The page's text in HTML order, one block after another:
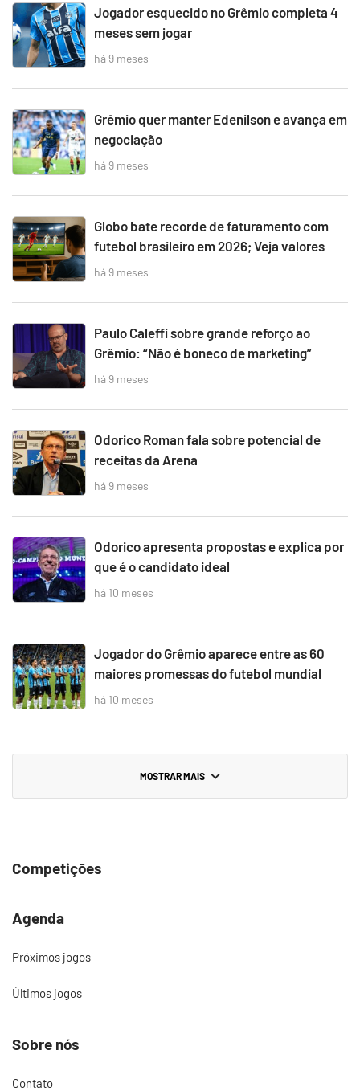
Jogador esquecido no Grêmio completa 4
meses sem jogar
há 9 meses
Grêmio quer manter Edenilson e avança em
negociação
há 9 meses
Globo bate recorde de faturamento com
futebol brasileiro em 2026; Veja valores
há 9 meses
Paulo Caleffi sobre grande reforço ao
Grêmio: “Não é boneco de marketing”
há 9 meses
Odorico Roman fala sobre potencial de
receitas da Arena
há 9 meses
Odorico apresenta propostas e explica por
que é o candidato ideal
há 10 meses
Jogador do Grêmio aparece entre as 60
maiores promessas do futebol mundial
há 10 meses
MOSTRAR MAIS
Competições
Agenda
Próximos jogos
Últimos jogos
Sobre nós
Contato